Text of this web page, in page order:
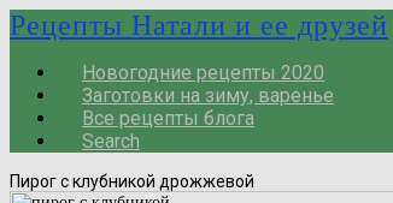
Рецепты Натали и ее друзей
Новогодние рецепты 2020
Заготовки на зиму, варенье
Все рецепты блога
Search
Пирог с клубникой дрожжевой